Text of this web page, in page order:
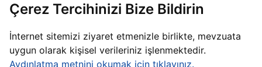
Çerez Tercihinizi Bize Bildirin
İnternet sitemizi ziyaret etmenizle birlikte, mevzuata
uygun olarak kişisel verileriniz işlenmektedir.
Aydınlatma metnini okumak için tıklayınız.
BİZE ULAŞIN